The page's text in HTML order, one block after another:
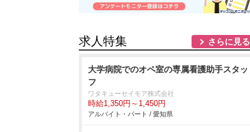
求人特集 さらに見る
大学病院でのオペ室の専属看護助手スタッ
フ
ワタキューセイモア株式会社
時給1,350円～1,450円
アルバイト・パート / 愛知県